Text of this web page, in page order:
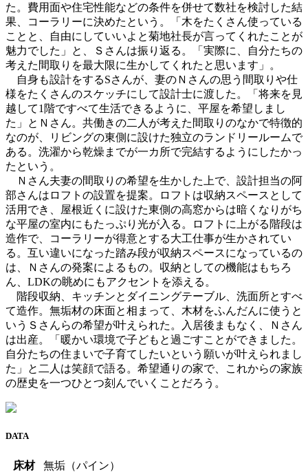
た。費用面や住宅性能などの条件を併せて数社を検討した結
果、コーラリーに決めたという。「木をたくさん使っている
ことと、自由にしていいよと菊地社長が言ってくれたことが
魅力でした」と、Ｓさんは振り返る。「実際に、自分たちの
考えた間取りを最大限に生かしてくれたと思います」。
自身も設計をするSさんが、妻のＮさんの思う間取りや仕
様をたくさんのスケッチにして設計士に渡した。「将来を見
越して1階ですべて生活できるように、平屋を希望しまし
た」とＮさん。共働きの二人が考えた間取りのなかで特徴的
なのが、リビングの東側に設けた独立のランドリールームで
ある。洗濯から乾燥までが一カ所で完結するようにしたかっ
たという。
Ｎさん夫妻の間取りの希望を生かした上で、設計担当の阿
部さんはロフトの設置を提案。ロフトは収納スペースとして
活用でき、屋根近くに設けた東側の高窓からは暗くなりがち
な平屋の室内にもたっぷり光が入る。ロフトに上がる階段は
造作で、コーラリーが得意とする大工仕事が生かされてい
る。互い違いになった踏み段が収納スペースになっているの
は、Ｎさんの発案によるもの。収納としての機能はもちろ
ん、LDKの眺めにもアクセントを添える。
階段収納、キッチンとダイニングテーブル、洗面所とすべ
て造作。無垢材の床面と相まって、木材をふんだんに使うと
いうＳさんらの希望が叶えられた。入居後まもなく、Ｎさん
は出産。「暖かい環境で子どもと過ごすことができました。
自分たちの住まいで子育てしたいという願いが叶えられまし
た」と二人は笑顔で語る。希望通りの家で、これからの家族
の歴史を一つひとつ刻んでいくことだろう。
DATA
床材 無垢（パイン）